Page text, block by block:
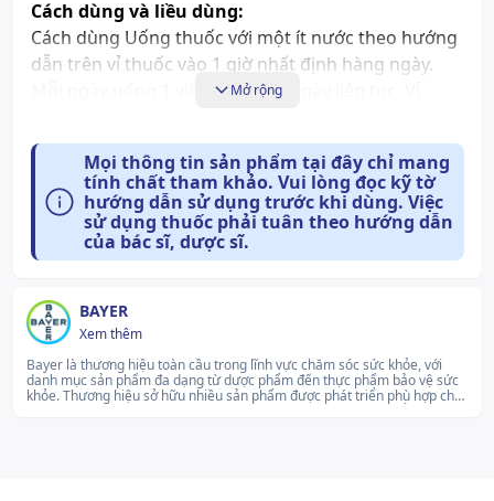
Cách dùng và liều dùng:
Cách dùng Uống thuốc với một ít nước theo hướng
dẫn trên vỉ thuốc vào 1 giờ nhất định hàng ngày.
Mỗi ngày uống 1 viên trong 21 ngày liên tục. Vỉ
ngưng uống thuốc, trong thời gian ngừng uống
thuốc hiện tượng chảy máu kinh nguyệt sẽ xuất
hiện. Chảy máu kinh nguyệt xuất hiện trong khoảng
2 - 3 ngày sau khi ngừng uống thuốc và có thể chưa
kết thúc trước khi bắt đầu vỉ thuốc tiếp theo. Bắt
không sử dụng các hormone tránh thai trước đó
Bắt đầu dùng thuốc vào ngày đầu tiên của chu kỳ
kinh (ngày đầu tiên có kinh). Cũng có thể bắt đầu
dùng vào ngày thứ 2 - 5 của chu kỳ nhưng trong
trường hợp này cần phải sử dụng các biện pháp
Mở rộng
Mọi thông tin sản phẩm tại đây chỉ mang
tính chất tham khảo. Vui lòng đọc kỹ tờ
hướng dẫn sử dụng trước khi dùng. Việc
sử dụng thuốc phải tuân theo hướng dẫn
của bác sĩ, dược sĩ.
BAYER
Xem thêm
Bayer là thương hiệu toàn cầu trong lĩnh vực chăm sóc sức khỏe, với
danh mục sản phẩm đa dạng từ dược phẩm đến thực phẩm bảo vệ sức
khỏe. Thương hiệu sở hữu nhiều sản phẩm được phát triển phù hợp cho